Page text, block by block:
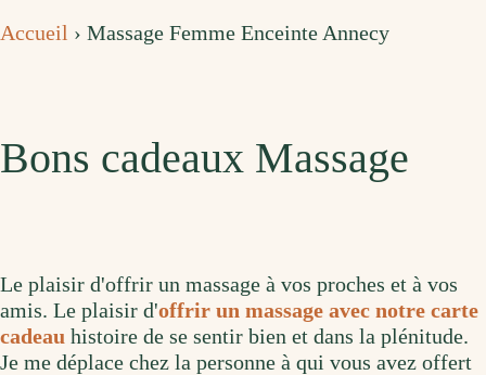
Accueil › Massage Femme Enceinte Annecy
Bons cadeaux Massage
Le plaisir d'offrir un massage à vos proches et à vos
amis. Le plaisir d'offrir un massage avec notre carte
cadeau histoire de se sentir bien et dans la plénitude.
Je me déplace chez la personne à qui vous avez offert